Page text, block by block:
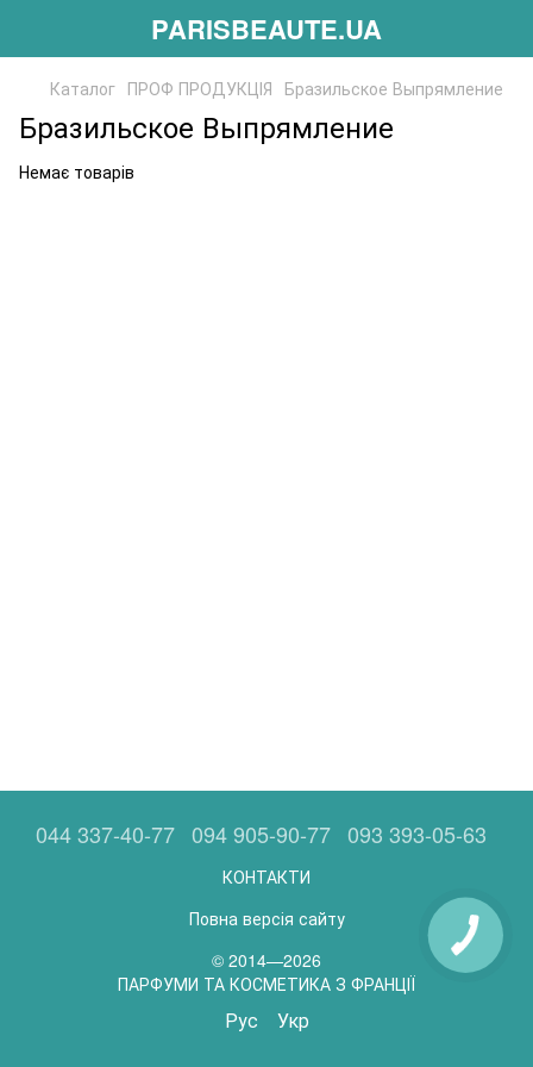
PARISBEAUTE.UA
Каталог ПРОФ ПРОДУКЦІЯ Бразильское Выпрямление
Бразильское Выпрямление
Немає товарів
044 337-40-77 094 905-90-77 093 393-05-63
КОНТАКТИ
Повна версія сайту
© 2014—2026
ПАРФУМИ ТА КОСМЕТИКА З ФРАНЦІЇ
Рус Укр